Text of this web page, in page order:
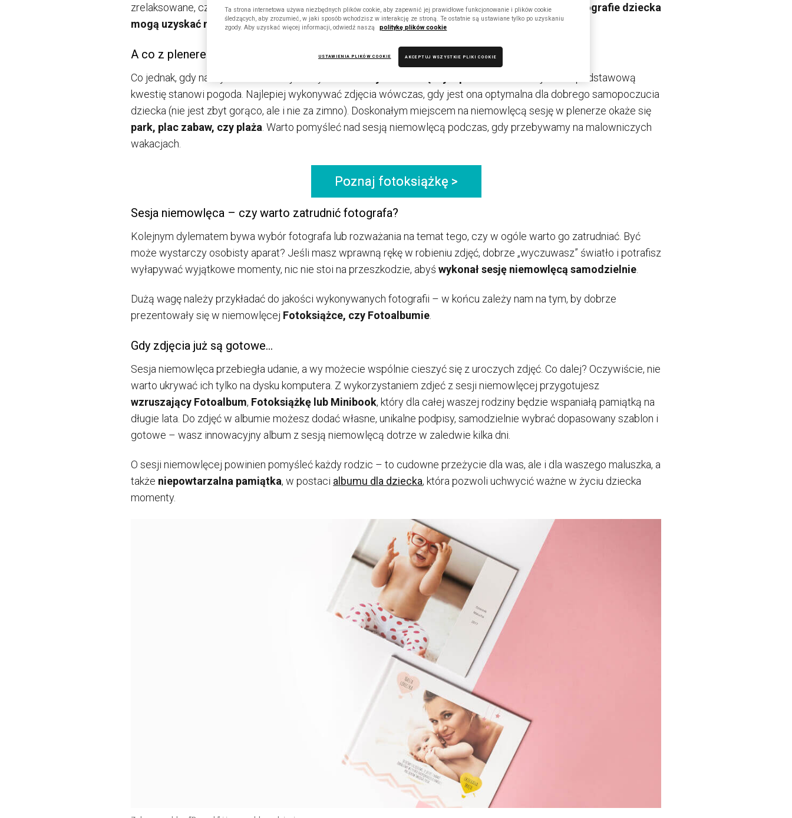
zrelaksowane, często zapominając o tym, że są fotografowane. Dzięki temu, uzyskane przez nas
fotografie dziecka
mogą uzyskać naprawdę niesamowity charakter.
A co z plenerem?
Co jednak, gdy naszym marzeniem jest wykonanie
? Rzecz jasna – podstawową
kwestię stanowi pogoda. Najlepiej wykonywać zdjęcia wówczas, gdy jest ona optymalna dla dobrego samopoczucia
dziecka (nie jest zbyt gorąco, ale i nie za zimno). Doskonałym miejscem na niemowlęcą sesję w plenerze okaże się
park, plac zabaw, czy plaża . Warto pomyśleć nad sesją niemowlęcą podczas, gdy przebywamy na malowniczych
wakacjach.
Poznaj fotoksiążkę >
Sesja niemowlęca – czy warto zatrudnić fotografa?
Kolejnym dylematem bywa wybór fotografa lub rozważania na temat tego, czy w ogóle warto go zatrudniać. Być
może wystarczy osobisty aparat? Jeśli masz wprawną rękę w robieniu zdjęć, dobrze „wyczuwasz” światło i potrafisz
wyłapywać wyjątkowe momenty, nic nie stoi na przeszkodzie, abyś wykonał sesję niemowlęcą samodzielnie
Dużą wagę należy przykładać do jakości wykonywanych fotografii – w końcu zależy nam na tym, by dobrze
prezentowały się w niemowlęcej Fotoksiążce, czy Fotoalbumie
Gdy zdjęcia już są gotowe…
Sesja niemowlęca przebiegła udanie, a wy możecie wspólnie cieszyć się z uroczych zdjęć. Co dalej? Oczywiście, nie
warto ukrywać ich tylko na dysku komputera. Z wykorzystaniem zdjeć z sesji niemowlęcej przygotujesz
wzruszający Fotoalbum, Fotoksiążkę lub Minibook, który dla całej waszej rodziny będzie wspaniałą pamiątką na
długie lata. Do zdjęć w albumie możesz dodać własne, unikalne podpisy, samodzielnie wybrać dopasowany szablon i
gotowe – wasz innowacyjny album z sesją niemowlęcą dotrze w zaledwie kilka dni.
O sesji niemowlęcej powinien pomyśleć każdy rodzic – to cudowne przeżycie dla was, ale i dla waszego maluszka, a
także niepowtarzalna pamiątka, w postaci albumu dla dziecka, która pozwoli uchwycić ważne w życiu dziecka
momenty.
Ta strona internetowa używa niezbędnych plików cookie, aby zapewnić jej prawidłowe funkcjonowanie i plików cookie
śledzących, aby zrozumieć, w jaki sposób wchodzisz w interakcję ze stroną. Te ostatnie są ustawiane tylko po uzyskaniu
zgody. Aby uzyskać więcej informacji, odwiedź naszą
politykę plików cookie
USTAWIENIA PLIKÓW COOKIE AKCEPTUJ WSZYSTKIE PLIKI COOKIE